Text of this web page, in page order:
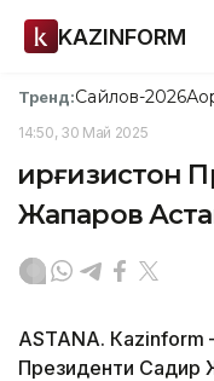
KAZINFORM
Тренд:Сайлов-2026
14:50, 30 Май 2025
Қирғизистон
Жапаров
ASTANА. Кazinform
Президенти Садир